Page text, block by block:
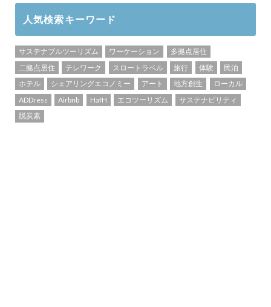
人気検索キーワード
サステナブルツーリズム ワーケーション
多拠点居住
二拠点居住
テレワーク スロートラベル 旅行 体験
民泊
ホテル
シェアリングエコノミー アート 地方創生
ローカル
ADDress
Airbnb HafH エコツーリズム
サステナビリティ
脱炭素